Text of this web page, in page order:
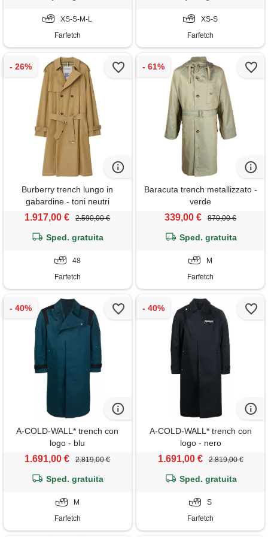
XS-S-M-L
Farfetch
XS-S
Farfetch
Burberry trench lungo in
gabardine - toni neutri
1.917,00 € 2.590,00 €
Sped. gratuita
48
Farfetch
Baracuta trench metallizzato -
verde
339,00 € 870,00 €
Sped. gratuita
M
Farfetch
A-COLD-WALL* trench con
logo - blu
1.691,00 € 2.819,00 €
Sped. gratuita
M
Farfetch
A-COLD-WALL* trench con
logo - nero
1.691,00 € 2.819,00 €
Sped. gratuita
S
Farfetch